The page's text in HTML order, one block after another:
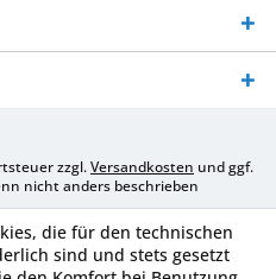
zzgl.Versandkosten und ggf.
nicht anders beschrieben
die für den technischen
sind und stets gesetzt